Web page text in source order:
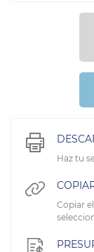
Haz tu
Copiar